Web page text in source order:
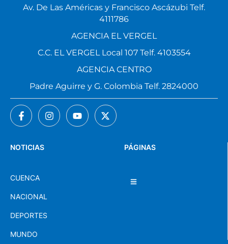
PÁGINAS
NOTICIAS
CUENCA
NACIONAL
DEPORTES
MUNDO
Av. De Las Américas y Francisco Ascázubi Telf.
4111786
AGENCIA EL VERGEL
C.C. EL VERGEL Local 107 Telf. 4103554
AGENCIA CENTRO
Padre Aguirre y G. Colombia Telf. 2824000